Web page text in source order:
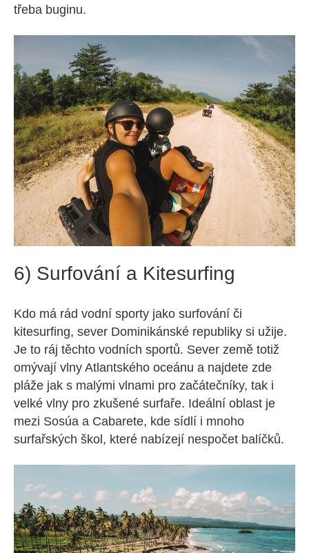
třeba buginu.
6) Surfování a Kitesurfing
Kdo má rád vodní sporty jako surfování či
kitesurfing, sever Dominikánské republiky si užije.
Je to ráj těchto vodních sportů. Sever země totiž
omývají vlny Atlantského oceánu a najdete zde
pláže jak s malými vlnami pro začátečníky, tak i
velké vlny pro zkušené surfaře. Ideální oblast je
mezi Sosúa a Cabarete, kde sídlí i mnoho
surfařských škol, které nabízejí nespočet balíčků.